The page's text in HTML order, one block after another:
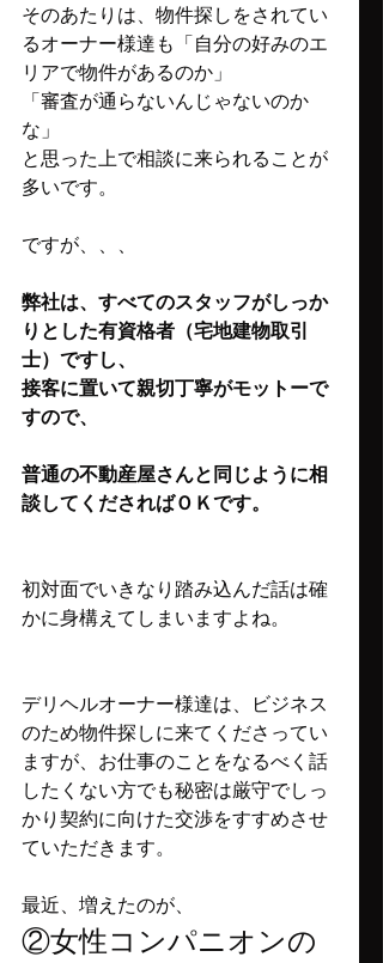
そのあたりは、物件探しをされてい
るオーナー様達も「自分の好みのエ
リアで物件があるのか」
「審査が通らないんじゃないのか
な」
と思った上で相談に来られることが
多いです。
ですが、、、
弊社は、すべてのスタッフがしっか
りとした有資格者（宅地建物取引
士）ですし、
接客に置いて親切丁寧がモットーで
すので、
普通の不動産屋さんと同じように相
談してくださればＯＫです。
初対面でいきなり踏み込んだ話は確
かに身構えてしまいますよね。
デリヘルオーナー様達は、ビジネス
のため物件探しに来てくださってい
ますが、お仕事のことをなるべく話
したくない方でも秘密は厳守でしっ
かり契約に向けた交渉をすすめさせ
ていただきます。
最近、増えたのが、
②女性コンパニオンの